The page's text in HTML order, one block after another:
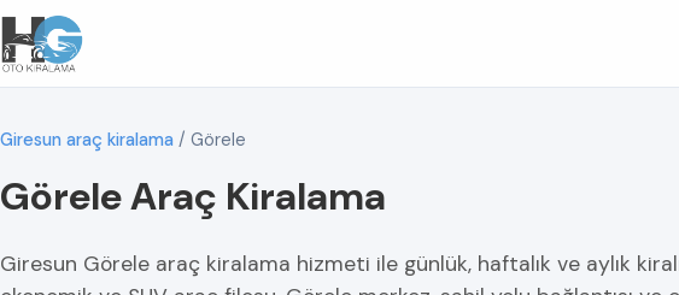
Giresun araç kiralama / Görele
Görele Araç Kiralama
Giresun Görele araç kiralama hizmeti ile günlük, haftalık ve aylık